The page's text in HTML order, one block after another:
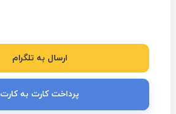
ارسال به تلگرام
پرداخت کارت به کارت